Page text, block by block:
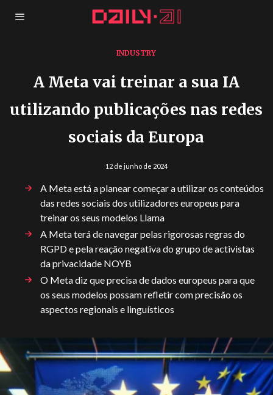
INDUSTRY
A Meta vai treinar a sua IA
utilizando publicações nas redes
sociais da Europa
12 de junho de 2024
A Meta está a planear começar a utilizar os conteúdos
das redes sociais dos utilizadores europeus para
treinar os seus modelos Llama
A Meta terá de navegar pelas rigorosas regras do
RGPD e pela reação negativa do grupo de activistas
da privacidade NOYB
O Meta diz que precisa de dados europeus para que
os seus modelos possam refletir com precisão os
aspectos regionais e linguísticos